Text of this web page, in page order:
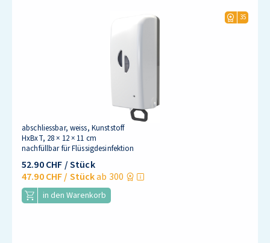
35
abschliessbar, weiss, Kunststoff
HxBxT, 28 × 12 × 11 cm
nachfüllbar für Flüssigdesinfektion
52.90 CHF/ Stück
47.90 CHF/ Stückab 300
in den Warenkorb